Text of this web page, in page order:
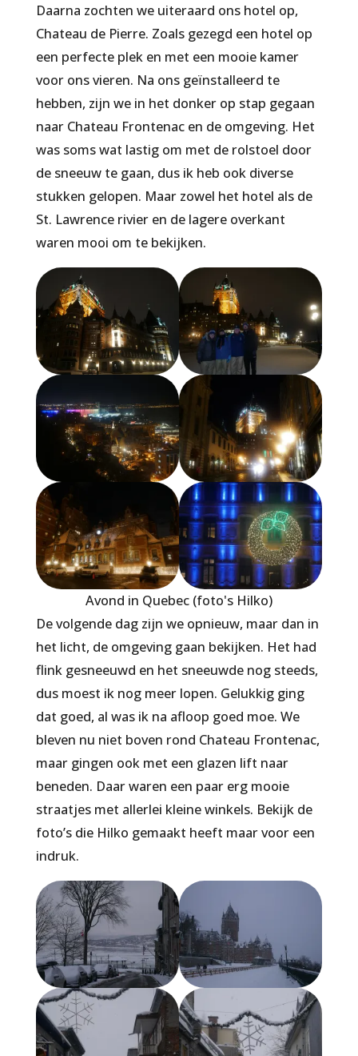
Daarna zochten we uiteraard ons hotel op,
Chateau de Pierre. Zoals gezegd een hotel op
een perfecte plek en met een mooie kamer
voor ons vieren. Na ons geïnstalleerd te
hebben, zijn we in het donker op stap gegaan
naar Chateau Frontenac en de omgeving. Het
was soms wat lastig om met de rolstoel door
de sneeuw te gaan, dus ik heb ook diverse
stukken gelopen. Maar zowel het hotel als de
St. Lawrence rivier en de lagere overkant
waren mooi om te bekijken.
Avond in Quebec (foto's Hilko)
De volgende dag zijn we opnieuw, maar dan in
het licht, de omgeving gaan bekijken. Het had
flink gesneeuwd en het sneeuwde nog steeds,
dus moest ik nog meer lopen. Gelukkig ging
dat goed, al was ik na afloop goed moe. We
bleven nu niet boven rond Chateau Frontenac,
maar gingen ook met een glazen lift naar
beneden. Daar waren een paar erg mooie
straatjes met allerlei kleine winkels. Bekijk de
foto’s die Hilko gemaakt heeft maar voor een
indruk.